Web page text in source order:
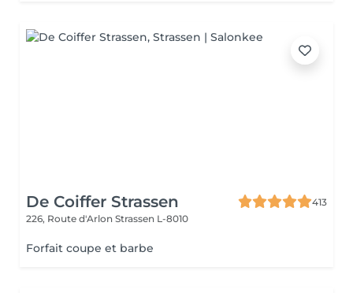
De Coiffer Strassen
413
226, Route d'Arlon Strassen L-8010
Forfait coupe et barbe